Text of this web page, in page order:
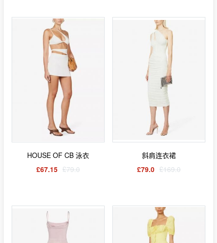
HOUSE OF CB 泳衣
£67.15 £79.0
斜肩连衣裙
£79.0 £169.0